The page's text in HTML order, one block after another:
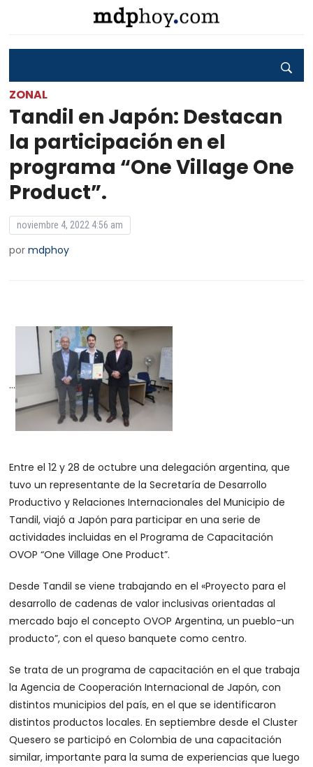
ZONAL
Tandil en Japón: Destacan
la participación en el
programa “One Village One
Product”.
noviembre 4, 2022 4:56 am
pormdphoy
…
Entre el 12 y 28 de octubre una delegación argentina, que
tuvo un representante de la Secretaría de Desarrollo
Productivo y Relaciones Internacionales del Municipio de
Tandil, viajó a Japón para participar en una serie de
actividades incluidas en el Programa de Capacitación
OVOP “One Village One Product”.
Desde Tandil se viene trabajando en el «Proyecto para el
desarrollo de cadenas de valor inclusivas orientadas al
mercado bajo el concepto OVOP Argentina, un pueblo-un
producto”, con el queso banquete como centro.
Se trata de un programa de capacitación en el que trabaja
la Agencia de Cooperación Internacional de Japón, con
distintos municipios del país, en el que se identificaron
distintos productos locales. En septiembre desde el Cluster
Quesero se participó en Colombia de una capacitación
similar, importante para la suma de experiencias que luego